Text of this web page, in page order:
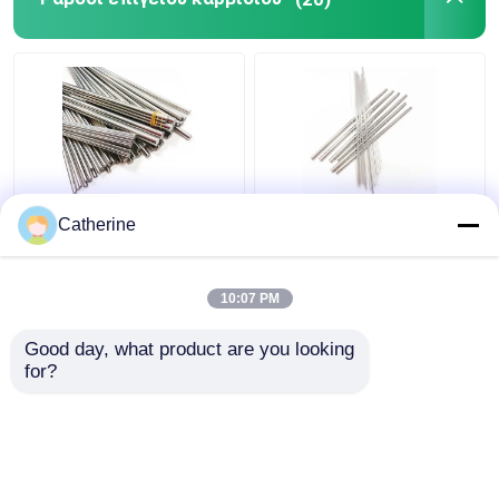
στηρίγματα καρβιδίου βολφραμίου
κομμάτια κουμπιών καρβιδίου
8% ράβδοι επίγειου
καρβιδίου
κοβαλτίου h6/h5 6mm
K10F τέμνον κοβάλτιο
βολφραμίου για τα
κράματα αλουμινίου
Catherine
10:07 PM
Good day, what product are you looking
for?